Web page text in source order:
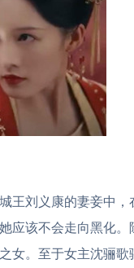
王刘义康的妻妾中
应该不会走向黑化
。至于女主沈骊歌